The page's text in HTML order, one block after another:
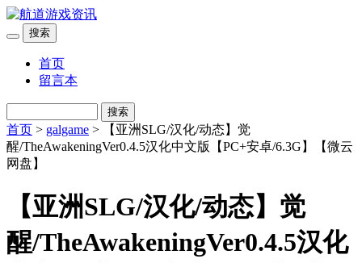
搜索
首页
留言本
搜索
首页 > galgame > 【亚洲SLG/汉化/动态】觉
醒/TheAwakeningVer0.4.5汉化中文版【PC+安卓/6.3G】【微云
网盘】
【亚洲SLG/汉化/动态】觉
醒/TheAwakeningVer0.4.5汉化